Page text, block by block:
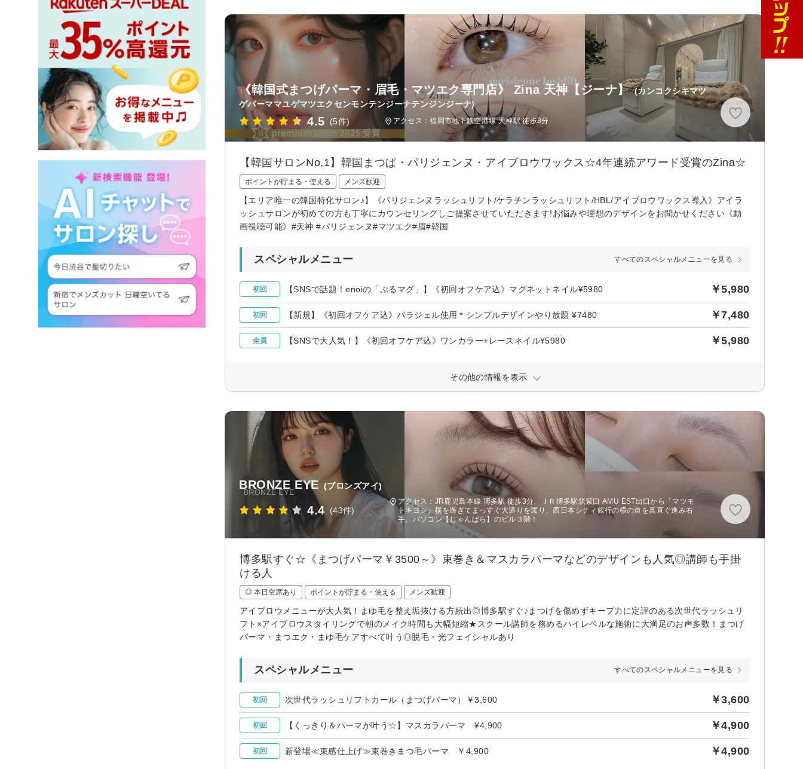
《韓国式まつげパーマ・眉毛・マツエク専門店》 Zina 天神【ジーナ】 (カンコクシキマツ
ゲパーママユゲマツエクセンモンテンジーナテンジンジーナ)
4.5 (5件) アクセス：福岡市地下鉄空港線 天神駅 徒歩3分
【韓国サロンNo,1】韓国まつぱ・パリジェンヌ・アイブロウワックス☆4年連続アワード受賞のZina☆
ポイントが貯まる・使える メンズ歓迎
【エリア唯一の韓国特化サロン♪】《パリジェンヌラッシュリフト/ケラチンラッシュリフト/HBL/アイブロウワックス導入》アイラ
ッシュサロンが初めての方も丁寧にカウンセリングしご提案させていただきます!お悩みや理想のデザインをお聞かせください《動
画視聴可能》#天神 #パリジェンヌ#マツエク#眉#韓国
スペシャルメニュー すべてのスペシャルメニューを見る
初回 【SNSで話題！enoiの「ぷるマグ」】《初回オフケア込》マグネットネイル¥5980 ￥5,980
初回 【新規】《初回オフケア込》パラジェル使用＊シンプルデザインやり放題 ¥7480 ￥7,480
全員 【SNSで大人気！】《初回オフケア込》ワンカラー+レースネイル¥5980 ￥5,980
その他の情報を表示
BRONZE EYE (ブロンズアイ)
4.4 (43件)
アクセス：JR鹿児島本線 博多駅 徒歩3分、ＪＲ博多駅筑紫口 AMU EST出口から「マツモ
トキヨシ」横を過ぎてまっすぐ大通りを渡り、西日本シティ銀行の横の道を真直ぐ進み右
手。パソコン【じゃんぱら】のビル３階！
博多駅すぐ☆《まつげパーマ￥3500～》束巻き＆マスカラパーマなどのデザインも人気◎講師も手掛
ける人
◎ 本日空席あり ポイントが貯まる・使える メンズ歓迎
アイブロウメニューが大人気！まゆ毛を整え垢抜ける方続出◎博多駅すぐ♪まつげを傷めずキープ力に定評のある次世代ラッシュリ
フト×アイブロウスタイリングで朝のメイク時間も大幅短縮★スクール講師を務めるハイレベルな施術に大満足のお声多数！まつげ
パーマ・まつエク・まゆ毛ケアすべて叶う◎脱毛・光フェイシャルあり
スペシャルメニュー すべてのスペシャルメニューを見る
初回 次世代ラッシュリフトカール（まつげパーマ）￥3,600 ￥3,600
初回 【くっきり＆パーマが叶う☆】マスカラパーマ ¥4,900 ￥4,900
初回 新登場≪束感仕上げ≫束巻きまつ毛パーマ ￥4,900 ￥4,900